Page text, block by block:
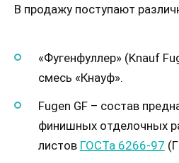
В продажу поступают
«Фугенфуллер» (Knauf
смесь «Кнауф».
Fugen GF – состав
финишных отделочных
листов ГОСТа 6266-97